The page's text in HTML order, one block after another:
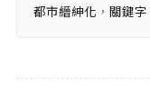
都市縉紳化 ， 關鍵字